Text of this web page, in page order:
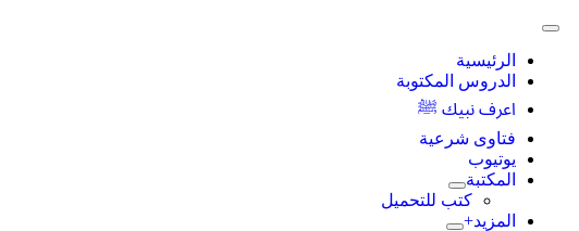
الرئيسية
الدروس المكتوبة
اعرف نبيك ﷺ
فتاوى شرعية
يوتيوب
المكتبة
كتب للتحميل
المزيد+